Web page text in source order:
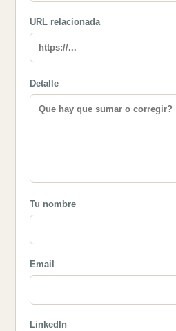
URL relacionada
Detalle
Tu nombre
Email
LinkedIn